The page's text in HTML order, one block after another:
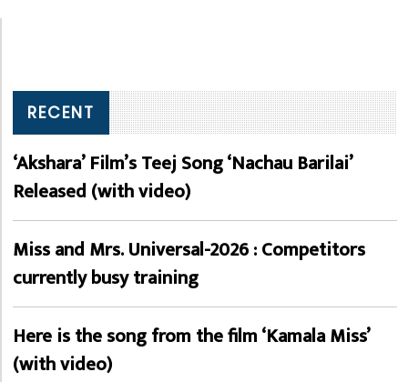
RECENT
‘Akshara’ Film’s Teej Song ‘Nachau Barilai’
Released (with video)
Miss and Mrs. Universal-2026 : Competitors
currently busy training
Here is the song from the film ‘Kamala Miss’
(with video)